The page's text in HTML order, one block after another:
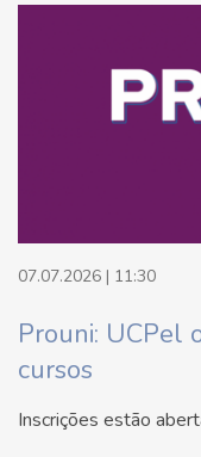
07.07.2026 | 11:30
Prouni: UCPel
cursos
Inscrições estão